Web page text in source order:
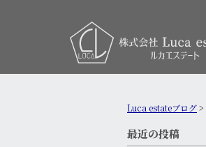
Luca estateブログ>
最近の投稿